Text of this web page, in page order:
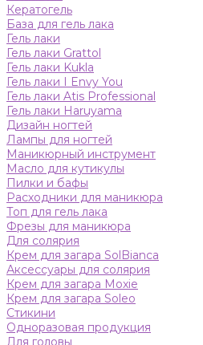
Кератогель
База для гель лака
Гель лаки
Гель лаки Grattol
Гель лаки Kukla
Гель лаки I Envy You
Гель лаки Atis Professional
Гель лаки Haruyama
Дизайн ногтей
Лампы для ногтей
Маникюрный инструмент
Масло для кутикулы
Пилки и бафы
Расходники для маникюра
Топ для гель лака
Фрезы для маникюра
Для солярия
Крем для загара SolBianca
Аксессуары для солярия
Крем для загара Moxie
Крем для загара Soleo
Стикини
Одноразовая продукция
Для головы